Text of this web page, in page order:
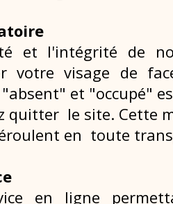
et l'intégrité de
votre visage de
et "occupé"
quitter le site. Cette
en toute
en ligne